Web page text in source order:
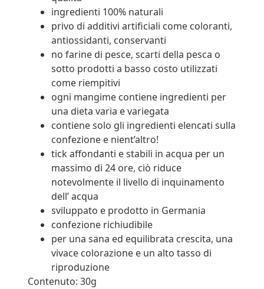
ingredienti 100% naturali
privo di additivi artificiali come coloranti,
antiossidanti, conservanti
no farine di pesce, scarti della pesca o
sotto prodotti a basso costo utilizzati
come riempitivi
ogni mangime contiene ingredienti per
una dieta varia e variegata
contiene solo gli ingredienti elencati sulla
confezione e nient’altro!
tick affondanti e stabili in acqua per un
massimo di 24 ore, ciò riduce
notevolmente il livello di inquinamento
dell’ acqua
sviluppato e prodotto in Germania
confezione richiudibile
per una sana ed equilibrata crescita, una
vivace colorazione e un alto tasso di
riproduzione
Contenuto: 30g